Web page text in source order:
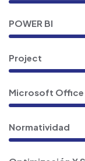
POWER BI
Project
Microsoft Office
Normatividad